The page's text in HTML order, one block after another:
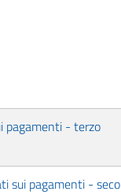
pagamenti - terzo
sui pagamenti -